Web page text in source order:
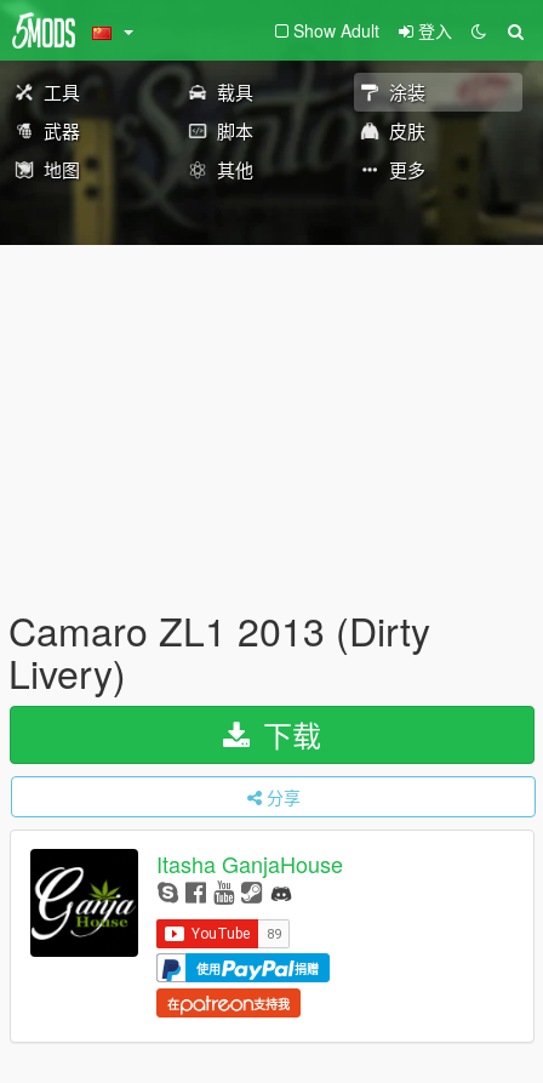
Show Adult 登入
工具 载具
涂装
武器
脚本
皮肤
地图
其他 更多
Camaro ZL1 2013 (Dirty
Livery)
下载
分享
Itasha GanjaHouse
使用 捐赠
在 支持我